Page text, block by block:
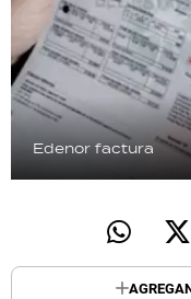
Edenor factura
Seguinos